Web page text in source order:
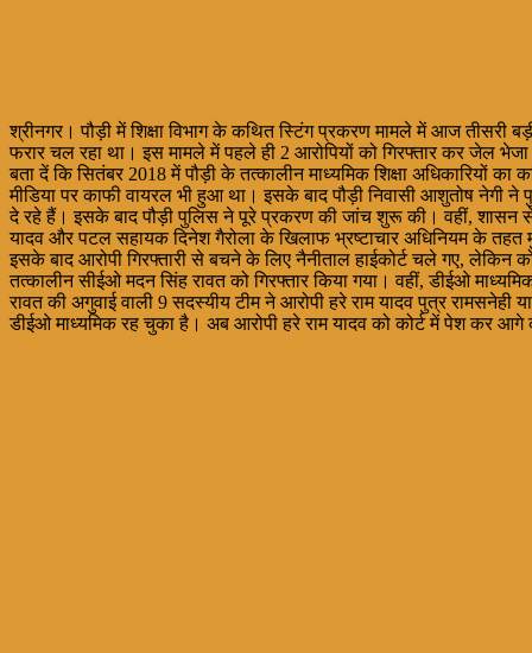
श्रीनगर। पौड़ी में शिक्षा विभाग के कथित स्टिंग प्रकरण मामले में आज तीसरी
फरार चल रहा था। इस मामले में पहले ही 2 आरोपियों को गिरफ्तार कर जेल
बता दें कि सितंबर 2018 में पौड़ी के तत्कालीन माध्यमिक शिक्षा
मीडिया पर काफी वायरल भी हुआ था। इसके बाद पौड़ी निवासी आशुतोष नेगी
दे रहे हैं। इसके बाद पौड़ी पुलिस ने पूरे प्रकरण की जांच शुरू की। वहीं, शासन से
यादव और पटल सहायक दिनेश गैरोला के खिलाफ भ्रष्टाचार अधिनियम के तहत
इसके बाद आरोपी गिरफ्तारी से बचने के लिए नैनीताल हाईकोर्ट चले गए, लेकिन
तत्कालीन सीईओ मदन सिंह रावत को गिरफ्तार किया गया। वहीं, डीईओ
रावत की अगुवाई वाली 9 सदस्यीय टीम ने आरोपी हरे राम यादव पुत्र रामसनेही
डीईओ माध्यमिक रह चुका है। अब आरोपी हरे राम यादव को कोर्ट में पेश कर आगे